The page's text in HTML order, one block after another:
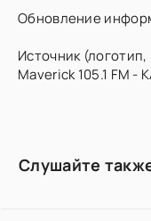
Обновление
Источник
Maverick 105.1 FM -
Слушайте